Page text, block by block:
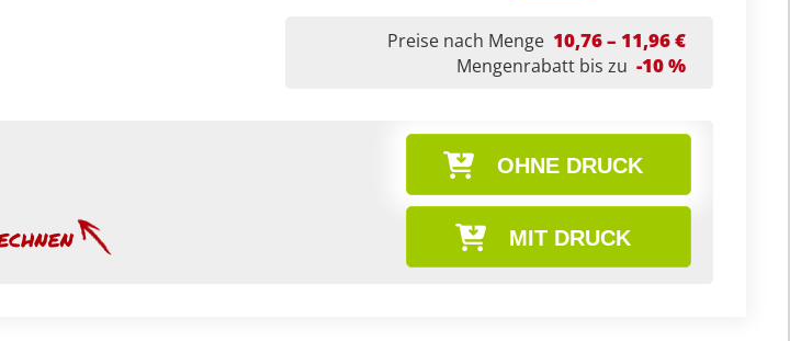
Preise nach Menge 10,76 – 11,96 €
Mengenrabatt bis zu -10 %
OHNE DRUCK
MIT DRUCK